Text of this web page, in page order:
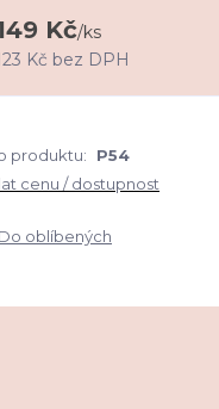
Kč/ks
Kč bez DPH
produktu: P54
cenu / dostupnost
Do oblíbených